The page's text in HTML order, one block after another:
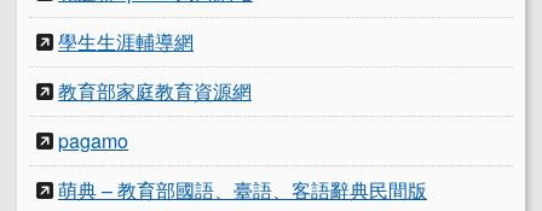
學生生涯輔導網
教育部家庭教育資源網
pagamo
萌典 – 教育部國語、臺語、客語辭典民間版